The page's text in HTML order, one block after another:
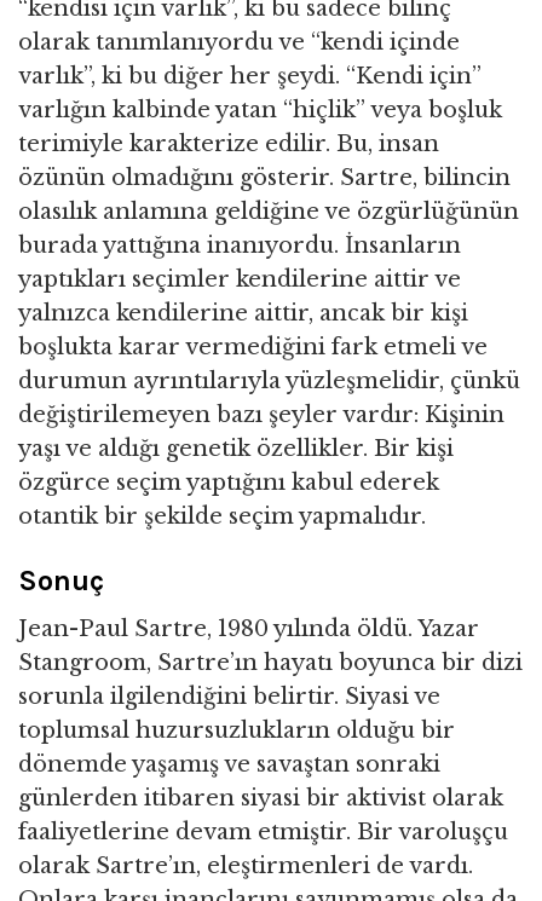
“kendisi için varlık”, ki bu sadece bilinç
olarak tanımlanıyordu ve “kendi içinde
varlık”, ki bu diğer her şeydi. “Kendi için”
varlığın kalbinde yatan “hiçlik” veya boşluk
terimiyle karakterize edilir. Bu, insan
özünün olmadığını gösterir. Sartre, bilincin
olasılık anlamına geldiğine ve özgürlüğünün
burada yattığına inanıyordu. İnsanların
yaptıkları seçimler kendilerine aittir ve
yalnızca kendilerine aittir, ancak bir kişi
boşlukta karar vermediğini fark etmeli ve
durumun ayrıntılarıyla yüzleşmelidir, çünkü
değiştirilemeyen bazı şeyler vardır: Kişinin
yaşı ve aldığı genetik özellikler. Bir kişi
özgürce seçim yaptığını kabul ederek
otantik bir şekilde seçim yapmalıdır.
Sonuç
Jean-Paul Sartre, 1980 yılında öldü. Yazar
Stangroom, Sartre’ın hayatı boyunca bir dizi
sorunla ilgilendiğini belirtir. Siyasi ve
toplumsal huzursuzlukların olduğu bir
dönemde yaşamış ve savaştan sonraki
günlerden itibaren siyasi bir aktivist olarak
faaliyetlerine devam etmiştir. Bir varoluşçu
olarak Sartre’ın, eleştirmenleri de vardı.